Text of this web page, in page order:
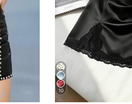
10